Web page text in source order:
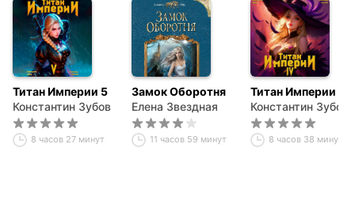
Титан Империи 5
Константин Зубов
8 часов 27 минут
Замок Оборотня
Елена Звездная
11 часов 59 минут
Титан Империи 4
Константин Зубов
8 часов 38 минут